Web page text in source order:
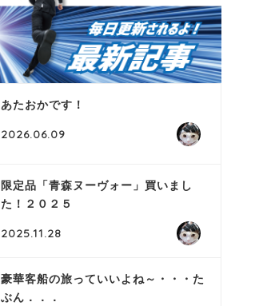
あたおかです！
2026.06.09
限定品「青森ヌーヴォー」買いまし
た！２０２５
2025.11.28
豪華客船の旅っていいよね～・・・た
ぶん．．．